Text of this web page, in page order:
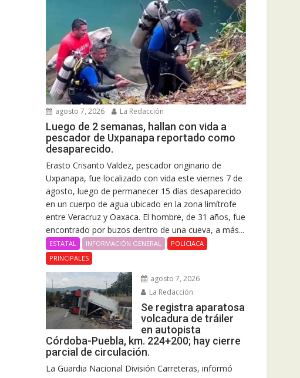
agosto 7, 2026 La Redacción
Luego de 2 semanas, hallan con vida a
pescador de Uxpanapa reportado como
desaparecido.
Erasto Crisanto Valdez, pescador originario de
Uxpanapa, fue localizado con vida este viernes 7 de
agosto, luego de permanecer 15 días desaparecido
en un cuerpo de agua ubicado en la zona limítrofe
entre Veracruz y Oaxaca. El hombre, de 31 años, fue
encontrado por buzos dentro de una cueva, a más...
ESTATAL INFORMACIÓN GENERAL
POLICIACA
PRINCIPALES
agosto 7, 2026
La Redacción
Se registra aparatosa
volcadura de tráiler
en autopista
Córdoba-Puebla, km. 224+200; hay cierre
parcial de circulación.
La Guardia Nacional División Carreteras, informó